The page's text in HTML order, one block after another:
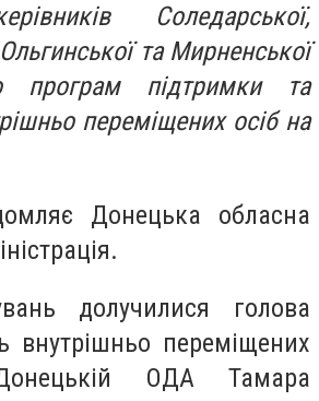
Соледарської,
та Мирненської
програм підтримки та
переміщених осіб на
Донецька обласна
долучилися голова
внутрішньо переміщених
ОДА Тамара